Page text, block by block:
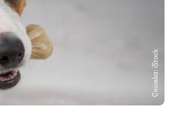
Снимка: iStock